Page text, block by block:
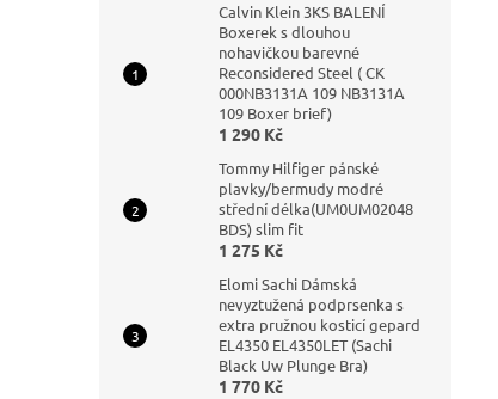
Calvin Klein 3KS BALENÍ
Boxerek s dlouhou
nohavičkou barevné
Reconsidered Steel ( CK
000NB3131A 109 NB3131A
109 Boxer brief)
1 290 Kč
Tommy Hilfiger pánské
plavky/bermudy modré
střední délka(UM0UM02048
BDS) slim fit
1 275 Kč
Elomi Sachi Dámská
nevyztužená podprsenka s
extra pružnou kosticí gepard
EL4350 EL4350LET (Sachi
Black Uw Plunge Bra)
1 770 Kč